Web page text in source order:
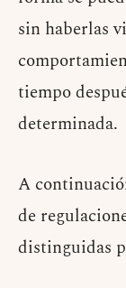
sin haberlas
tiempo
determinada.
A
de
distinguidas